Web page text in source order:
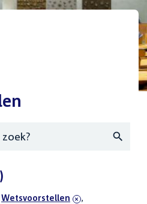
verwijder
Wetsvoorstellen ,